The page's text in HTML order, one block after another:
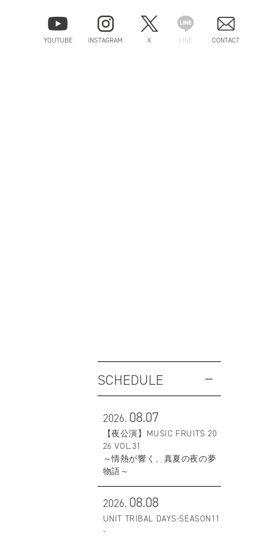
YOUTUBE INSTAGRAM X LINE CONTACT
SCHEDULE
2026. 08.07
【夜公演】MUSIC FRUITS 20
26 VOL.31
～情熱が響く、真夏の夜の夢
物語～
2026. 08.08
UNIT TRIBAL DAYS-SEASON11
-